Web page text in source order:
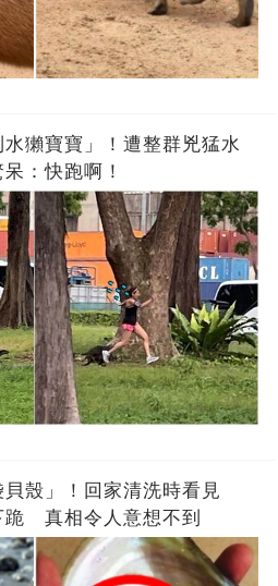
獺寶寶」！遭整群兇猛水
：快跑啊！
殼」！回家清洗時看見
跪 真相令人意想不到